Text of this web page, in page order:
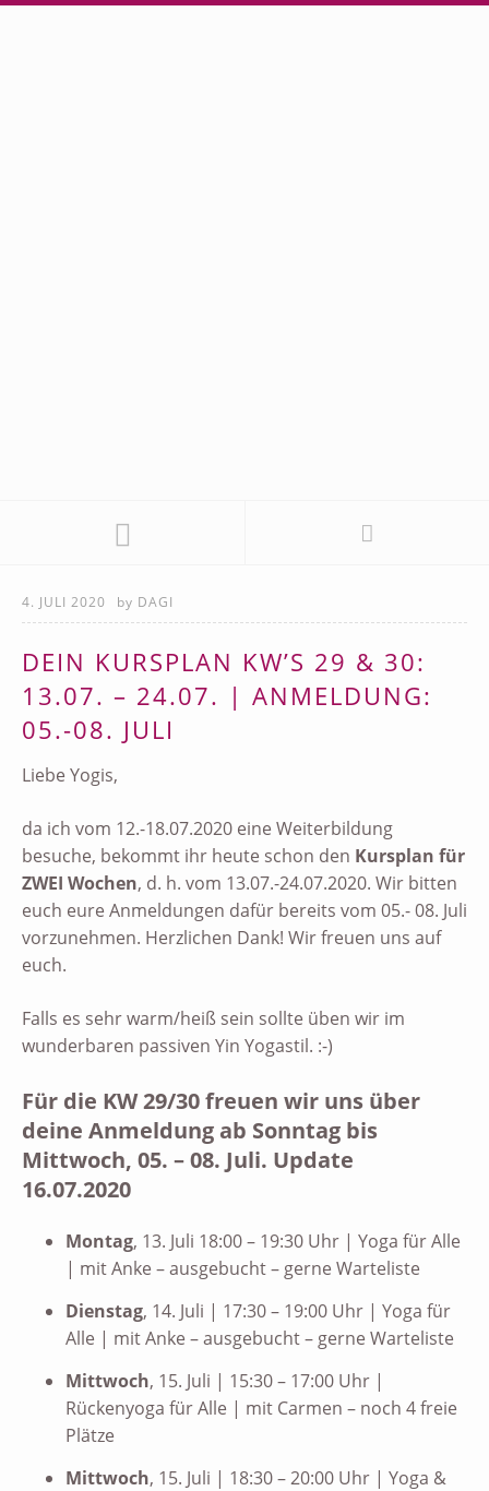
4. JULI 2020 by DAGI
DEIN KURSPLAN KW’S 29 & 30:
13.07. – 24.07. | ANMELDUNG:
05.-08. JULI
Liebe Yogis,
da ich vom 12.-18.07.2020 eine Weiterbildung
besuche, bekommt ihr heute schon den Kursplan für
ZWEI Wochen, d. h. vom 13.07.-24.07.2020. Wir bitten
euch eure Anmeldungen dafür bereits vom 05.- 08. Juli
vorzunehmen. Herzlichen Dank! Wir freuen uns auf
euch.
Falls es sehr warm/heiß sein sollte üben wir im
wunderbaren passiven Yin Yogastil. :-)
Für die KW 29/30 freuen wir uns über
deine Anmeldung ab Sonntag bis
Mittwoch, 05. – 08. Juli. Update
16.07.2020
Montag, 13. Juli 18:00 – 19:30 Uhr | Yoga für Alle
| mit Anke – ausgebucht – gerne Warteliste
Dienstag, 14. Juli | 17:30 – 19:00 Uhr | Yoga für
Alle | mit Anke – ausgebucht – gerne Warteliste
Mittwoch, 15. Juli | 15:30 – 17:00 Uhr |
Rückenyoga für Alle | mit Carmen – noch 4 freie
Plätze
Mittwoch, 15. Juli | 18:30 – 20:00 Uhr | Yoga &